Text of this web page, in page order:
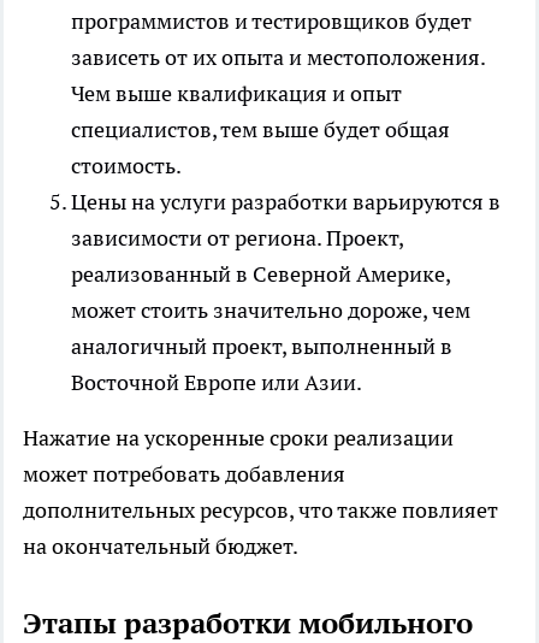
программистов и тестировщиков будет
зависеть от их опыта и местоположения.
Чем выше квалификация и опыт
специалистов, тем выше будет общая
стоимость.
Цены на услуги разработки варьируются в
зависимости от региона. Проект,
реализованный в Северной Америке,
может стоить значительно дороже, чем
аналогичный проект, выполненный в
Восточной Европе или Азии.
Нажатие на ускоренные сроки реализации
может потребовать добавления
дополнительных ресурсов, что также повлияет
на окончательный бюджет.
Этапы разработки мобильного